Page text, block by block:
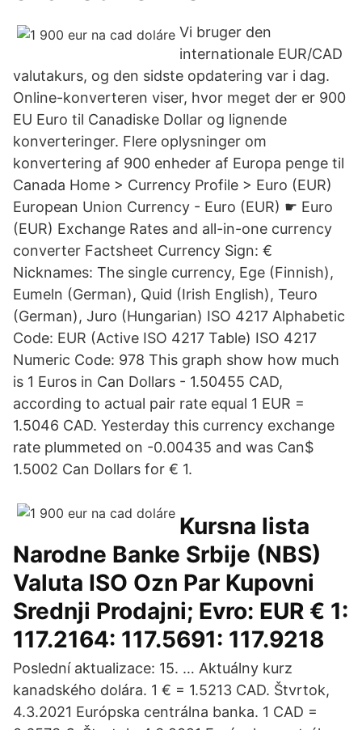
Vi bruger den
internationale EUR/CAD
valutakurs, og den sidste opdatering var i dag.
Online-konverteren viser, hvor meget der er 900
EU Euro til Canadiske Dollar og lignende
konverteringer. Flere oplysninger om
konvertering af 900 enheder af Europa penge til
Canada Home > Currency Profile > Euro (EUR)
European Union Currency - Euro (EUR) ☛ Euro
(EUR) Exchange Rates and all-in-one currency
converter Factsheet Currency Sign: €
Nicknames: The single currency, Ege (Finnish),
Eumeln (German), Quid (Irish English), Teuro
(German), Juro (Hungarian) ISO 4217 Alphabetic
Code: EUR (Active ISO 4217 Table) ISO 4217
Numeric Code: 978 This graph show how much
is 1 Euros in Can Dollars - 1.50455 CAD,
according to actual pair rate equal 1 EUR =
1.5046 CAD. Yesterday this currency exchange
rate plummeted on -0.00435 and was Can$
1.5002 Can Dollars for € 1.
Kursna lista
Narodne Banke Srbije (NBS)
Valuta ISO Ozn Par Kupovni
Srednji Prodajni; Evro: EUR € 1:
117.2164: 117.5691: 117.9218
Poslední aktualizace: 15. … Aktuálny kurz
kanadského dolára. 1 € = 1.5213 CAD. Štvrtok,
4.3.2021 Európska centrálna banka. 1 CAD =